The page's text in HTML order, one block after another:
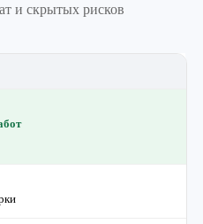
и скрытых рисков